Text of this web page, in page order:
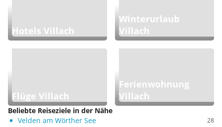
Hotels Villach
Winterurlaub
Villach
Flüge Villach
Ferienwohnung
Villach
Beliebte Reiseziele in der Nähe
Velden am Wörther See
28